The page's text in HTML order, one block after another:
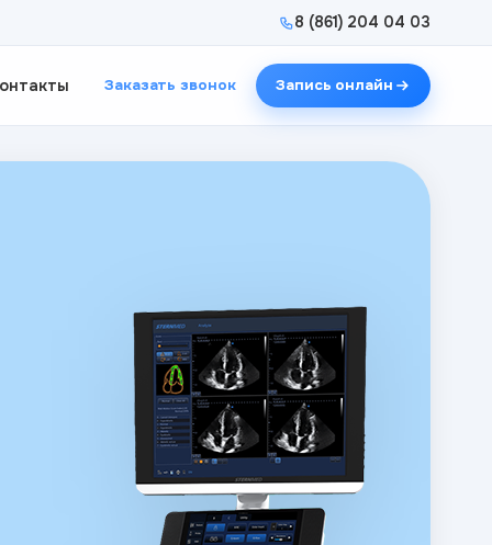
8 (861) 204 04 03
Заказать звонок Запись онлайн